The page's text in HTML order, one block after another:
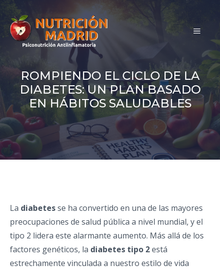
Saltar
contenido
MENÚ
ROMPIENDO EL CICLO DE LA
DIABETES: UN PLAN BASADO
EN HÁBITOS SALUDABLES
La diabetesse ha convertido en una de las mayores
preocupaciones de salud pública a nivel mundial, y el
tipo 2 lidera este alarmante aumento. Más allá de los
factores genéticos, la diabetes tipo 2está
estrechamente vinculada a nuestro estilo de vida